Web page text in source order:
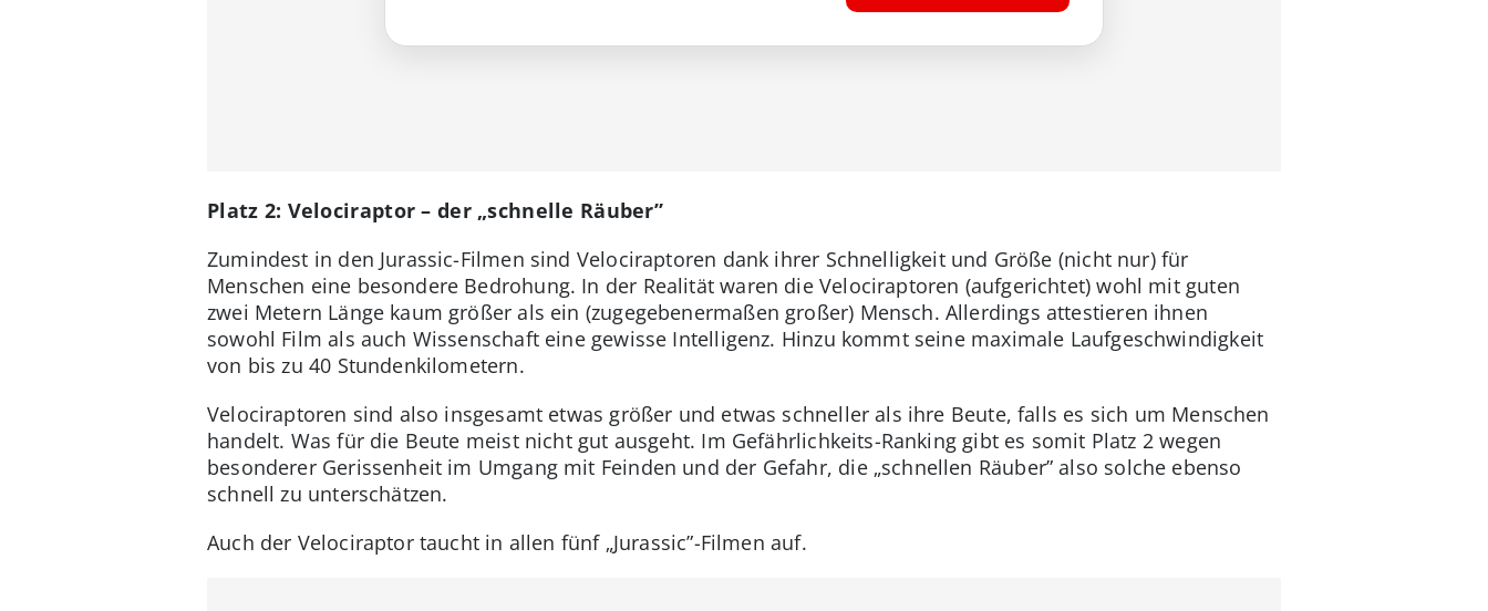
Platz 2: Velociraptor – der „schnelle Räuber”
Zumindest in den Jurassic-Filmen sind Velociraptoren dank ihrer Schnelligkeit und Größe (nicht nur) für
Menschen eine besondere Bedrohung. In der Realität waren die Velociraptoren (aufgerichtet) wohl mit guten
zwei Metern Länge kaum größer als ein (zugegebenermaßen großer) Mensch. Allerdings attestieren ihnen
sowohl Film als auch Wissenschaft eine gewisse Intelligenz. Hinzu kommt seine maximale Laufgeschwindigkeit
von bis zu 40 Stundenkilometern.
Velociraptoren sind also insgesamt etwas größer und etwas schneller als ihre Beute, falls es sich um Menschen
handelt. Was für die Beute meist nicht gut ausgeht. Im Gefährlichkeits-Ranking gibt es somit Platz 2 wegen
besonderer Gerissenheit im Umgang mit Feinden und der Gefahr, die „schnellen Räuber” also solche ebenso
schnell zu unterschätzen.
Auch der Velociraptor taucht in allen fünf „Jurassic”-Filmen auf.